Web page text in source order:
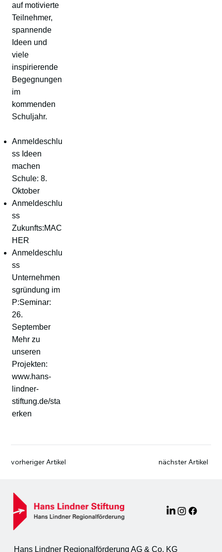
auf motivierte
Teilnehmer,
spannende
Ideen und
viele
inspirierende
Begegnungen
im
kommenden
Schuljahr.
Anmeldeschlu
ss Ideen
machen
Schule: 8.
Oktober
Anmeldeschlu
ss
Zukunfts:MAC
HER
Anmeldeschlu
ss
Unternehmen
sgründung im
P:Seminar:
26.
September
Mehr zu
unseren
Projekten:
www.hans-
lindner-
stiftung.de/sta
erken
vorheriger Artikel nächster Artikel
Hans Lindner Regionalförderung AG & Co. KG